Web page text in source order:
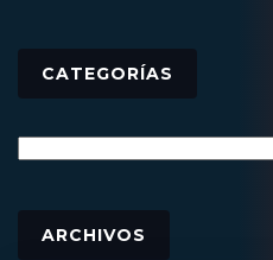
CATEGORÍAS
ARCHIVOS